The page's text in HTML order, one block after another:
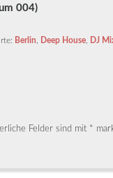
004)
Berlin Deep House, DJ
Felder sind mit *